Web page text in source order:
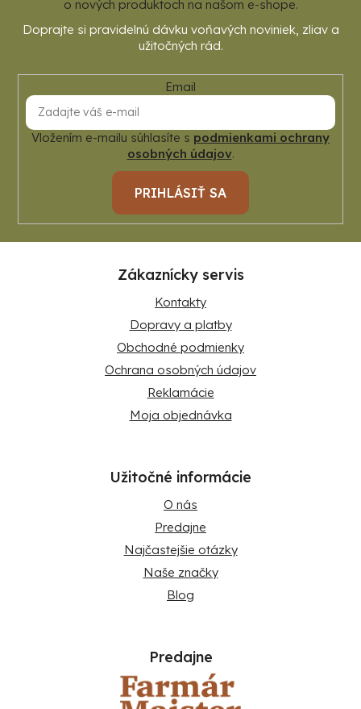
o nových produktoch na našom e-shope.
Email
Vložením e-mailu súhlasíte s podmienkami ochrany
osobných údajov.
PRIHLÁSIŤ SA
Zákaznícky servis
Kontakty
Dopravy a platby
Obchodné podmienky
Ochrana osobných údajov
Reklamácie
Moja objednávka
Užitočné informácie
O nás
Predajne
Najčastejšie otázky
Naše značky
Blog
Predajne